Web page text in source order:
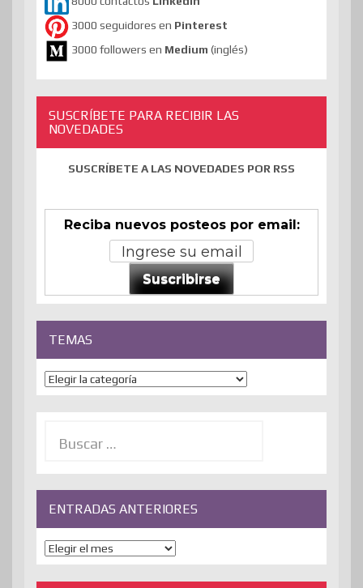
3000 seguidores en Pinterest
3000 followers en Medium (inglés)
SUSCRÍBETE PARA RECIBIR LAS
NOVEDADES
SUSCRÍBETE A LAS NOVEDADES POR RSS
Reciba nuevos posteos por email:
Suscribirse
TEMAS
Temas
ENTRADAS ANTERIORES
ENTRADAS
ANTERIORES